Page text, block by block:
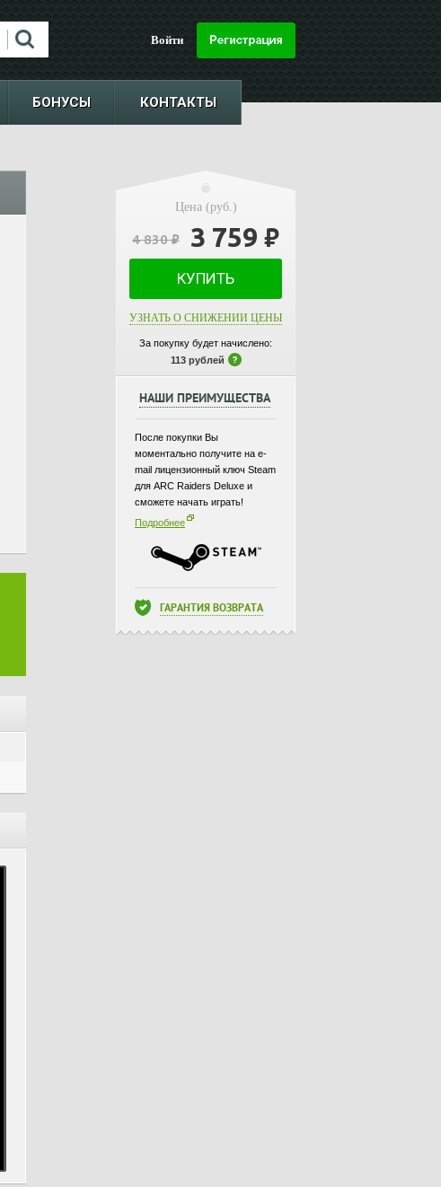
Войти
БОНУСЫ КОНТАКТЫ
Цена (руб.)
4 830₽ 3 759 ₽
КУПИТЬ
УЗНАТЬ О СНИЖЕНИИ ЦЕНЫ
За покупку будет начислено:
113 рублей
НАШИ ПРЕИМУЩЕСТВА
После покупки Вы
моментально получите на e-
mail лицензионный ключ Steam
для ARC Raiders Deluxe и
сможете начать играть!
Подробнее
ГАРАНТИЯ ВОЗВРАТА